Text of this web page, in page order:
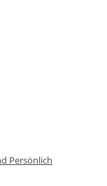
Persönlich